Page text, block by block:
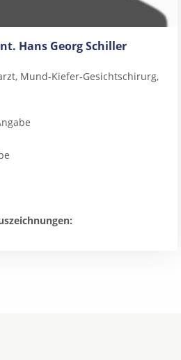
Hans Georg Schiller
Mund-Kiefer-Gesichtschirurg,